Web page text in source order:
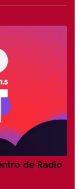
de Radio